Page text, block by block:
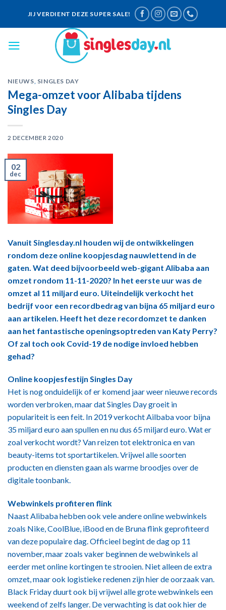
content
JIJ VERDIENT DEZE SUPER SALE!
NIEUWS, SINGLES DAY
Mega-omzet voor Alibaba tijdens
Singles Day
2 DECEMBER 2020
02
dec
Vanuit Singlesday.nl houden wij de ontwikkelingen
rondom deze online koopjesdag nauwlettend in de
gaten. Wat deed bijvoorbeeld web-gigant Alibaba aan
omzet rondom 11-11-2020? In het eerste uur was de
omzet al 11 miljard euro. Uiteindelijk verkocht het
bedrijf voor een recordbedrag van bijna 65 miljard euro
aan artikelen. Heeft het deze recordomzet te danken
aan het fantastische openingsoptreden van Katy Perry?
Of zal toch ook Covid-19 de nodige invloed hebben
gehad?
Online koopjesfestijn Singles Day
Het is nog onduidelijk of er komend jaar weer nieuwe records
worden verbroken, maar dat Singles Day groeit in
populariteit is een feit. In 2019 verkocht Ailbaba voor bijna
35 miljard euro aan spullen en nu dus 65 miljard euro. Wat er
zoal verkocht wordt? Van reizen tot elektronica en van
beauty-items tot sportartikelen. Vrijwel alle soorten
producten en diensten gaan als warme broodjes over de
digitale toonbank.
Webwinkels profiteren flink
Naast Alibaba hebben ook vele andere online webwinkels
zoals Nike, CoolBlue, iBood en de Bruna flink geprofiteerd
van deze populaire dag. Officieel begint de dag op 11
november, maar zoals vaker beginnen de webwinkels al
eerder met online kortingen te strooien. Niet alleen de extra
omzet, maar ook logistieke redenen zijn hier de oorzaak van.
Black Friday duurt ook bij vrijwel alle grote webwinkels een
weekend of zelfs langer. De verwachting is dat ook hier de